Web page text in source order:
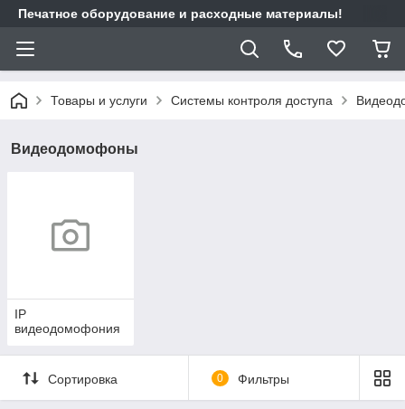
Печатное оборудование и расходные материалы!
Товары и услуги Системы контроля доступа
Видеодомофоны
IP
видеодомофония
Сортировка 0 Фильтры